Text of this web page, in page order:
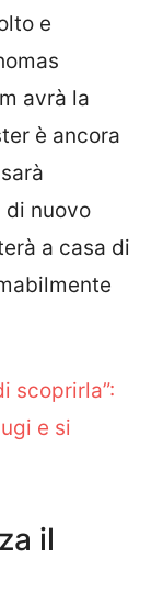
e
avrà la
è ancora
di nuovo
a casa di
scoprirla”:
e si
il